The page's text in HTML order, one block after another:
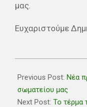
μας.
Ευχαριστούμε
08-
09
Previous Post: Νέα
σωματείου μας
Next Post: Το τέρμα